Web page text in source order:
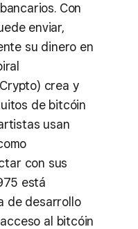
Con
enviar,
su dinero en
crea y
de bitcóin
usan
con sus
está
de desarrollo
al bitcóin